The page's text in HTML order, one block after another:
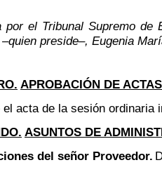
por el Tribunal Supremo
–quien preside–, Eugenia
APROBACIÓN DE
acta de la sesión ordinaria
ASUNTOS DE
del señor Proveedor.